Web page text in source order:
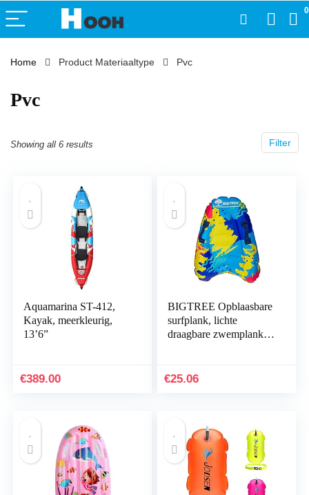
0
Home Product Materiaaltype ‎Pvc
‎Pvc
Filter
Showing all 6 results
Aquamarina ST-412,
Kayak, meerkleurig,
13’6”
€389.00
BIGTREE Opblaasbare
surfplank, lichte
draagbare zwemplank
zwemmen, leren
€25.06